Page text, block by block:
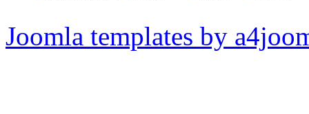
Joomla templates by